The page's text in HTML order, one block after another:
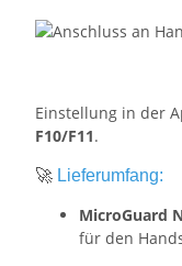
Einstellung in der
F10/F11.
🚀 Lieferumfang:
MicroGuard
für den